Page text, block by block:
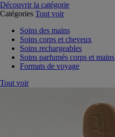
Découvrir la catégorie
Catégories Tout voir
Soins des mains
Soins corps et cheveux
Soins rechargeables
Soins parfumés corps et mains
Formats de voyage
Tout voir